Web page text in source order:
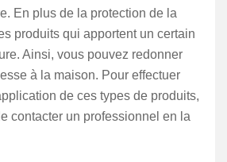
En plus de la protection de la
produits qui apportent un certain
Ainsi, vous pouvez redonner
à la maison. Pour effectuer
de ces types de produits,
contacter un professionnel en la